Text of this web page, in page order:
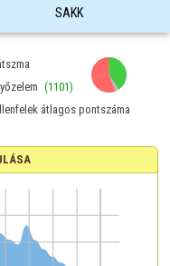
SAKK
(1101)
átlagos pontszáma